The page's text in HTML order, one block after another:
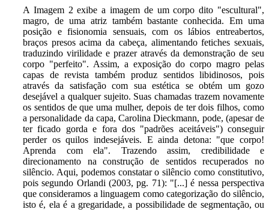
A Imagem 2 exibe a imagem de um corpo dito "escultural",
magro, de uma atriz também bastante conhecida. Em uma
posição e fisionomia sensuais, com os lábios entreabertos,
braços presos acima da cabeça, alimentando fetiches sexuais,
traduzindo virilidade e prazer através da demonstração de seu
corpo "perfeito". Assim, a exposição do corpo magro pelas
capas de revista também produz sentidos libidinosos, pois
através da satisfação com sua estética se obtém um gozo
desejável a qualquer sujeito. Suas chamadas trazem novamente
os sentidos de que uma mulher, depois de ter dois filhos, como
a personalidade da capa, Carolina Dieckmann, pode, (apesar de
ter ficado gorda e fora dos "padrões aceitáveis") conseguir
perder os quilos indesejáveis. E ainda detona: "que corpo!
Aprenda com ela". Trazendo assim, credibilidade e
direcionamento na construção de sentidos recuperados no
silêncio. Aqui, podemos constatar o silêncio como constitutivo,
pois segundo Orlandi (2003, pg. 71): "[...] é nessa perspectiva
que consideramos a linguagem como categorização do silêncio,
isto é, ela é a gregaridade, a possibilidade de segmentação, ou